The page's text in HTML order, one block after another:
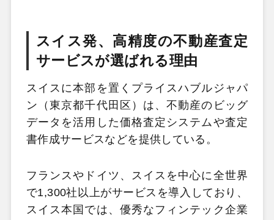
スイス発、高精度の不動産査定
サービスが選ばれる理由
スイスに本部を置くプライスハブルジャパ
ン（東京都千代田区）は、不動産のビッグ
データを活用した価格査定システムや査定
書作成サービスなどを提供している。
フランスやドイツ、スイスを中心に全世界
で1,300社以上がサービスを導入しており、
スイス本国では、優秀なフィンテック企業